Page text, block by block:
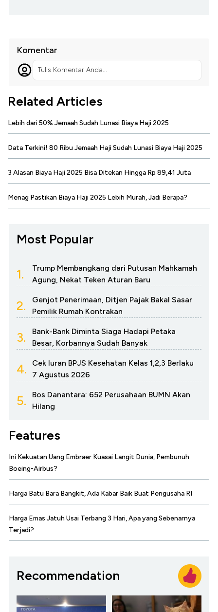
Komentar
Tulis Komentar Anda...
Related Articles
Lebih dari 50% Jemaah Sudah Lunasi Biaya Haji 2025
Data Terkini! 80 Ribu Jemaah Haji Sudah Lunasi Biaya Haji 2025
3 Alasan Biaya Haji 2025 Bisa Ditekan Hingga Rp 89,41 Juta
Menag Pastikan Biaya Haji 2025 Lebih Murah, Jadi Berapa?
Most Popular
1.
Trump Membangkang dari Putusan Mahkamah
Agung, Nekat Teken Aturan Baru
2.
Genjot Penerimaan, Ditjen Pajak Bakal Sasar
Pemilik Rumah Kontrakan
3.
Bank-Bank Diminta Siaga Hadapi Petaka
Besar, Korbannya Sudah Banyak
4.
Cek Iuran BPJS Kesehatan Kelas 1,2,3 Berlaku
7 Agustus 2026
5.
Bos Danantara: 652 Perusahaan BUMN Akan
Hilang
Features
Ini Kekuatan Uang Embraer Kuasai Langit Dunia, Pembunuh
Boeing-Airbus?
Harga Batu Bara Bangkit, Ada Kabar Baik Buat Pengusaha RI
Harga Emas Jatuh Usai Terbang 3 Hari, Apa yang Sebenarnya
Terjadi?
Recommendation